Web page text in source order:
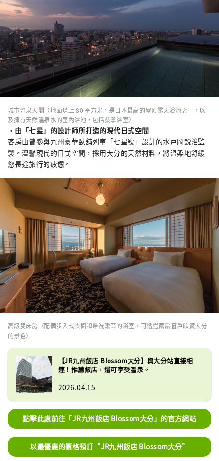
城市溫泉天閣（地面以上 80 平方米，是日本最高的屋頂露天浴池之一，以
及擁有天然溫泉水的室內浴池，包括桑拿浴室）
・由「七星」的設計師所打造的現代日式空間
客房由曾參與九州豪華臥舖列車「七星號」設計的水戸岡鋭治監
製。溫馨現代的日式空間，採用大分的天然材料，將溫柔地舒緩
您長途旅行的疲憊。
高級雙床房（配備步入式衣櫥和帶洗漱區的浴室，可透過兩扇窗戶欣賞大分
的景色）
【JR九州飯店 Blossom大分】與大分站直接相
連！推薦飯店，還可享受溫泉。
2026.04.15
點擊此處前往「JR九州飯店 Blossom大分」的官方網站
以最優惠的價格預訂“JR九州飯店 Blossom大分”